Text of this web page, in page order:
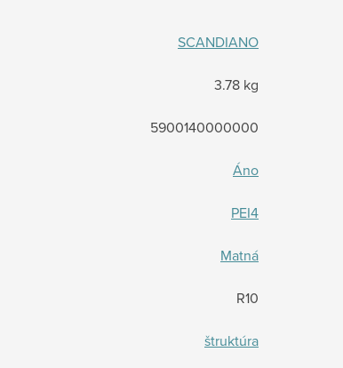
SCANDIANO
3.78 kg
5900140000000
Áno
PEI4
Matná
R10
štruktúra